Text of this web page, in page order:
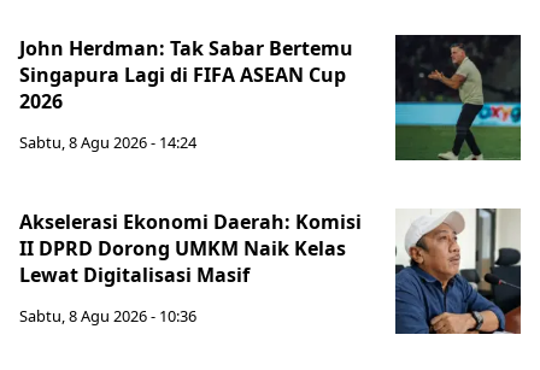
John Herdman: Tak Sabar Bertemu
Singapura Lagi di FIFA ASEAN Cup
2026
Sabtu, 8 Agu 2026 - 14:24
Akselerasi Ekonomi Daerah: Komisi
II DPRD Dorong UMKM Naik Kelas
Lewat Digitalisasi Masif
Sabtu, 8 Agu 2026 - 10:36